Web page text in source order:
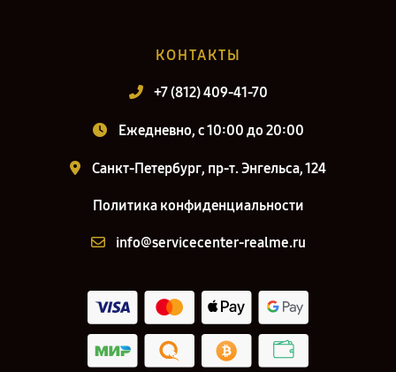
КОНТАКТЫ
+7 (812) 409-41-70
Ежедневно, с 10:00 до 20:00
Санкт-Петербург, пр-т. Энгельса, 124
Политика конфиденциальности
info@servicecenter-realme.ru